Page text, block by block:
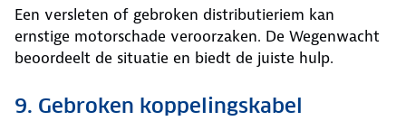
Een versleten of gebroken distributieriem kan
ernstige motorschade veroorzaken. De Wegenwacht
beoordeelt de situatie en biedt de juiste hulp.
9. Gebroken koppelingskabel